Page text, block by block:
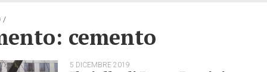
/
cemento
5 DICEMBRE 2019